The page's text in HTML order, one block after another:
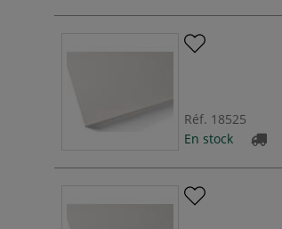
Réf. 18525
En stock